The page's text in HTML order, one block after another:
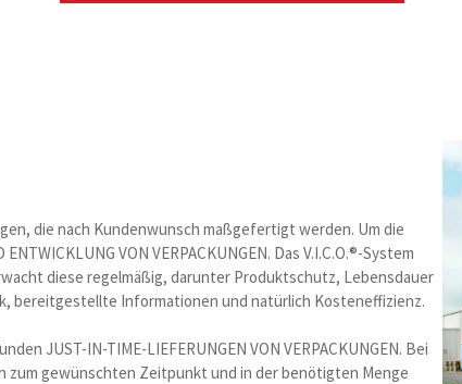
die nach Kundenwunsch maßgefertigt werden. Um die
VON VERPACKUNGEN. Das V.I.C.O.®-System
diese regelmäßig, darunter Produktschutz, Lebensdauer
bereitgestellte Informationen und natürlich Kosteneffizienz.
JUST-IN-TIME-LIEFERUNGEN VON VERPACKUNGEN. Bei
zum gewünschten Zeitpunkt und in der benötigten Menge